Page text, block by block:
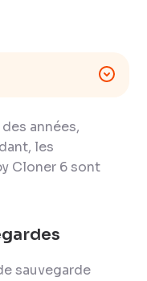
années,
les
Cloner 6 sont
sauvegarde